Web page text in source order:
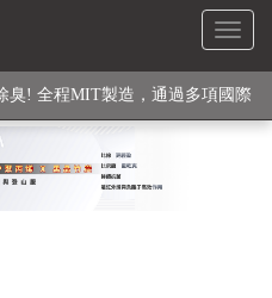
Toggle
臭! 全程MIT製造，通過多項國際
驗
能量護膝! 支撐. 包覆感. 超透氣.
好